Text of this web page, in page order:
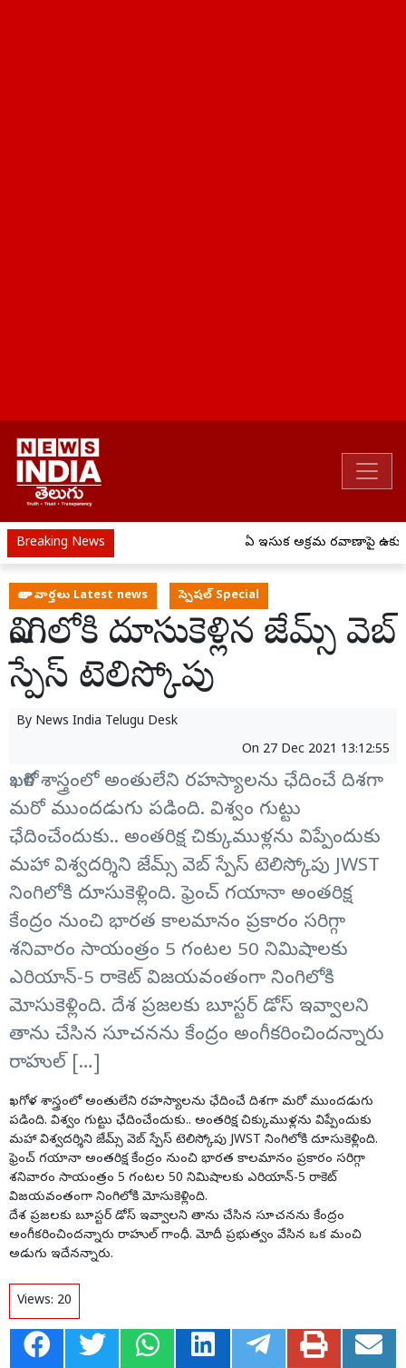
Breaking News ఏపీ ఇసుక అక్రమ రవాణాపై
తాజా వార్తలు Latest news స్పెషల్ Special
నింగిలోకి దూసుకెళ్లిన జేమ్స్‌ వెబ్‌
స్పేస్‌ టెలిస్కోపు
By News India Telugu Desk
On 27 Dec 2021 13:12:55
ఖగోళ శాస్త్రంలో అంతులేని రహస్యాలను ఛేదించే దిశగా
మరో ముందడుగు పడింది. విశ్వం గుట్టు
ఛేదించేందుకు.. అంతరిక్ష చిక్కుముళ్లను విప్పేందుకు
మహా విశ్వదర్శిని జేమ్స్‌ వెబ్‌ స్పేస్‌ టెలిస్కోపు JWST
నింగిలోకి దూసుకెళ్లింది. ఫ్రెంచ్ గయానా అంతరిక్ష
కేంద్రం నుంచి భారత కాలమానం ప్రకారం సరిగ్గా
శనివారం సాయంత్రం 5 గంటల 50 నిమిషాలకు
ఎరియాన్-5 రాకెట్ విజయవంతంగా నింగిలోకి
మోసుకెళ్లింది. దేశ ప్రజలకు బూస్టర్‌ డోస్‌ ఇవ్వాలని
తాను చేసిన సూచనను కేంద్రం అంగీకరించిందన్నారు
రాహుల్‌ […]
ఖగోళ శాస్త్రంలో అంతులేని రహస్యాలను ఛేదించే దిశగా మరో ముందడుగు
పడింది. విశ్వం గుట్టు ఛేదించేందుకు.. అంతరిక్ష చిక్కుముళ్లను విప్పేందుకు
మహా విశ్వదర్శిని జేమ్స్‌ వెబ్‌ స్పేస్‌ టెలిస్కోపు JWST నింగిలోకి దూసుకెళ్లింది.
ఫ్రెంచ్ గయానా అంతరిక్ష కేంద్రం నుంచి భారత కాలమానం ప్రకారం సరిగ్గా
శనివారం సాయంత్రం 5 గంటల 50 నిమిషాలకు ఎరియాన్-5 రాకెట్
విజయవంతంగా నింగిలోకి మోసుకెళ్లింది.
దేశ ప్రజలకు బూస్టర్‌ డోస్‌ ఇవ్వాలని తాను చేసిన సూచనను కేంద్రం
అంగీకరించిందన్నారు రాహుల్‌ గాంధీ. మోదీ ప్రభుత్వం వేసిన ఒక మంచి
అడుగు ఇదేనన్నారు.
Views: 20